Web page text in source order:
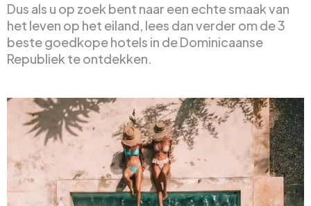
Dus als u op zoek bent naar een echte smaak van
het leven op het eiland, lees dan verder om de 3
beste goedkope hotels in de Dominicaanse
Republiek te ontdekken.